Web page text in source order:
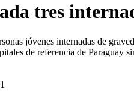
tres
jóvenes internadas de
de referencia de Paraguay